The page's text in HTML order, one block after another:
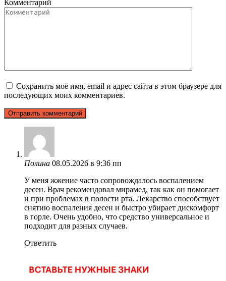
Комментарий
Сохранить моё имя, email и адрес сайта в этом браузере для
последующих моих комментариев.
Полина 08.05.2026 в 9:36 пп
У меня жжение часто сопровождалось воспалением
десен. Врач рекомендовал мирамед, так как он помогает
и при проблемах в полости рта. Лекарство способствует
снятию воспаления десен и быстро убирает дискомфорт
в горле. Очень удобно, что средство универсальное и
подходит для разных случаев.
Ответить